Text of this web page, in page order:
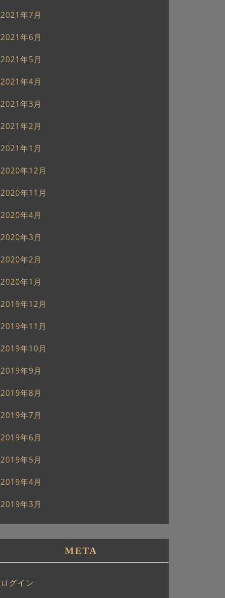
2021年7月
2021年6月
2021年5月
2021年4月
2021年3月
2021年2月
2021年1月
2020年12月
2020年11月
2020年4月
2020年3月
2020年2月
2020年1月
2019年12月
2019年11月
2019年10月
2019年9月
2019年8月
2019年7月
2019年6月
2019年5月
2019年4月
2019年3月
META
ログイン